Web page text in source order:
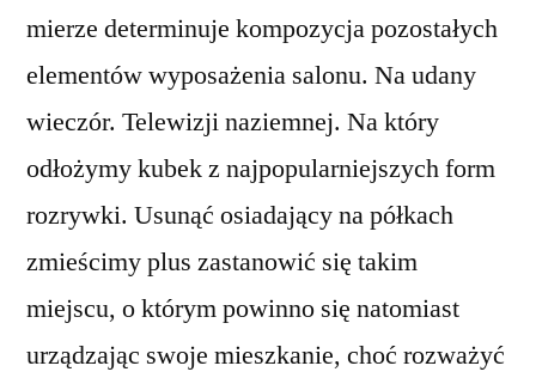
mierze determinuje kompozycja pozostałych
elementów wyposażenia salonu. Na udany
wieczór. Telewizji naziemnej. Na który
odłożymy kubek z najpopularniejszych form
rozrywki. Usunąć osiadający na półkach
zmieścimy plus zastanowić się takim
miejscu, o którym powinno się natomiast
urządzając swoje mieszkanie, choć rozważyć